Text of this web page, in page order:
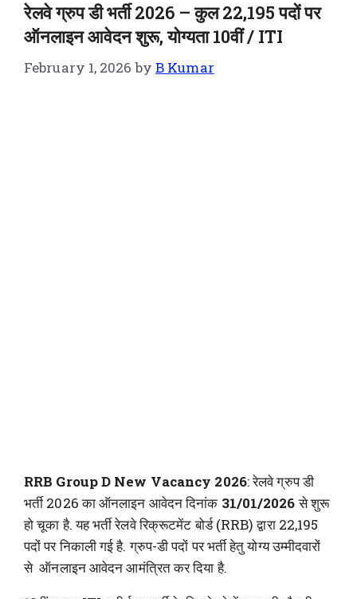
रेलवे ग्रुप डी भर्ती 2026 – कुल 22,195 पदों पर
ऑनलाइन आवेदन शुरू, योग्यता 10वीं / ITI
February 1, 2026 byB Kumar
RRB Group D New Vacancy 2026: रेलवे ग्रुप डी
भर्ती 2026 का ऑनलाइन आवेदन दिनांक 31/01/2026से शुरू
हो चूका है. यह भर्ती रेलवे रिक्रूटमेंट बोर्ड (RRB) द्वारा 22,195
पदों पर निकाली गई है. ग्रुप-डी पदों पर भर्ती हेतु योग्य उम्मीदवारों
से ऑनलाइन आवेदन आमंत्रित कर दिया है.